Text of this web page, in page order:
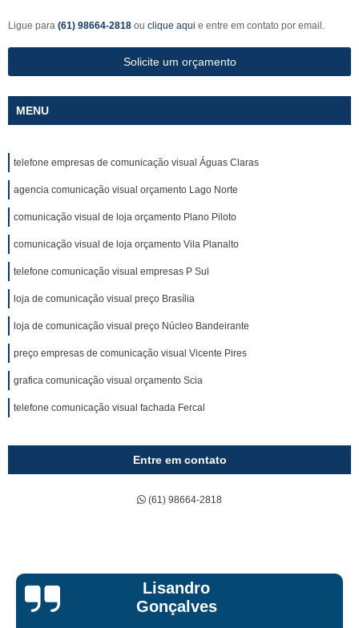
Ligue para (61) 98664-2818 ou clique aqui e entre em contato por email.
Solicite um orçamento
MENU
telefone empresas de comunicação visual Águas Claras
agencia comunicação visual orçamento Lago Norte
comunicação visual de loja orçamento Plano Piloto
comunicação visual de loja orçamento Vila Planalto
telefone comunicação visual empresas P Sul
loja de comunicação visual preço Brasília
loja de comunicação visual preço Núcleo Bandeirante
preço empresas de comunicação visual Vicente Pires
grafica comunicação visual orçamento Scia
telefone comunicação visual fachada Fercal
Entre em contato
(61) 98664-2818
Bruna Eduarda